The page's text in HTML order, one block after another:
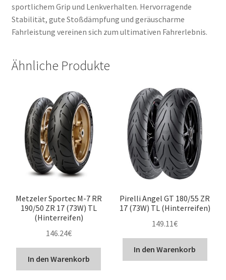
sportlichem Grip und Lenkverhalten. Hervorragende
Stabilität, gute Stoßdämpfung und geräuscharme
Fahrleistung vereinen sich zum ultimativen Fahrerlebnis.
Ähnliche Produkte
Metzeler Sportec M-7 RR
190/50 ZR 17 (73W) TL
(Hinterreifen)
146.24€
In den Warenkorb
Pirelli Angel GT 180/55 ZR
17 (73W) TL (Hinterreifen)
149.11€
In den Warenkorb